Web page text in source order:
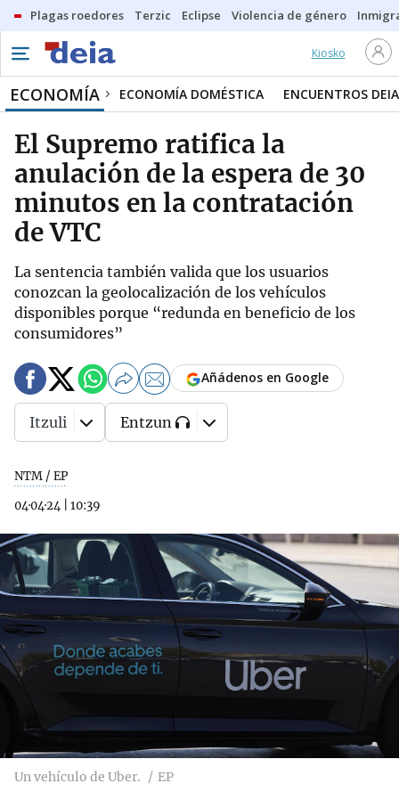
Plagas roedores Terzic Eclipse Violencia de género
Kiosko
ECONOMÍA ECONOMÍA DOMÉSTICA ENCUENTROS DEIA
El Supremo ratifica la
anulación de la espera de 30
minutos en la contratación
de VTC
La sentencia también valida que los usuarios
conozcan la geolocalización de los vehículos
disponibles porque “redunda en beneficio de los
consumidores”
NTM / EP
04·04·24
10:39
Añádenos en Google
Itzuli Entzun
Un vehículo de Uber. EP